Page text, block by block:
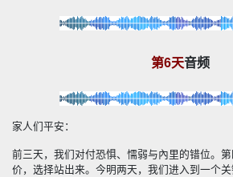
第6天音频
家人们平安：
前三天，我们对付恐惧、懦弱与內里的错位。
价，选择站出来。今明两天，我们进入到一个关